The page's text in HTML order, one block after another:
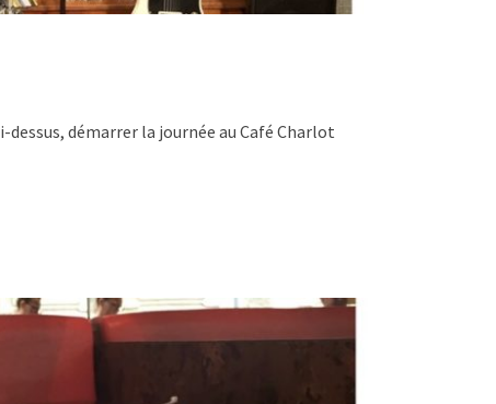
démarrer la journée au Café Charlot